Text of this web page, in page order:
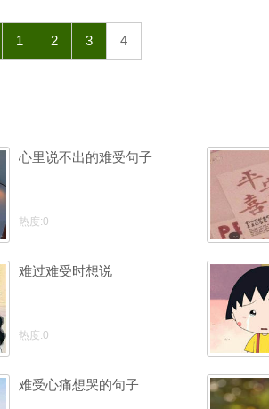
1 2 3 4
心里说不出的难受句子
热度:0
难过难受时想说
热度:0
难受心痛想哭的句子